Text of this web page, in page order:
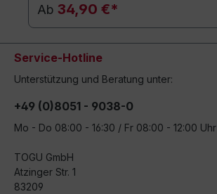
Ab 34,90 €*
Service-Hotline
Unterstützung und Beratung unter:
+49 (0)8051 - 9038-0
Mo - Do 08:00 - 16:30 / Fr 08:00 - 12:00 Uhr
TOGU GmbH
Atzinger Str. 1
83209